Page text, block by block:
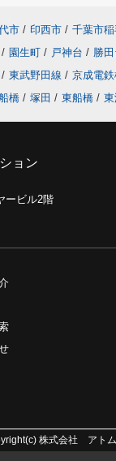
市 / 印西市 / 千葉市
/ 園生町 / 戸神台 / 勝
/ 東武野田線 / 京成電
橋 / 塚田 / 東船橋 / 東
ョン
ービル2階
株式会社 アト